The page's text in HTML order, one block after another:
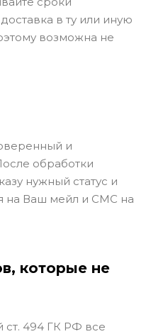
в ту или иную
возможна не
и
обработки
нужный статус и
на Ваш мейл и СМС на
которые не
ст. 494 ГК РФ все